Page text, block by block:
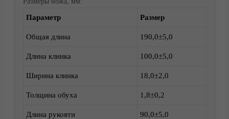
Параметр
Размер
Общая длина 190,0±5,0
Длина клинка 100,0±5,0
Ширина клинка 18,0±2,0
Толщина обуха 1,8±0,2
Длина рукояти 90,0±5,0